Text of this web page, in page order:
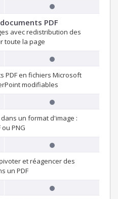
PDF
avec redistribution des
toute la page
PDF en fichiers Microsoft
modifiables
un format d'image :
ou PNG
et réagencer des
un PDF